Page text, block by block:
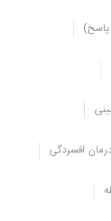
افسردگی
می کنید؟
ازدواج شما هیچ
بیشتر احتمال